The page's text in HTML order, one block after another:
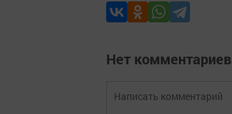
Нет комментариев